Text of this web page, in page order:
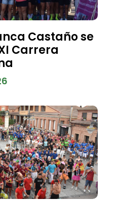
Castaño se
Carrera